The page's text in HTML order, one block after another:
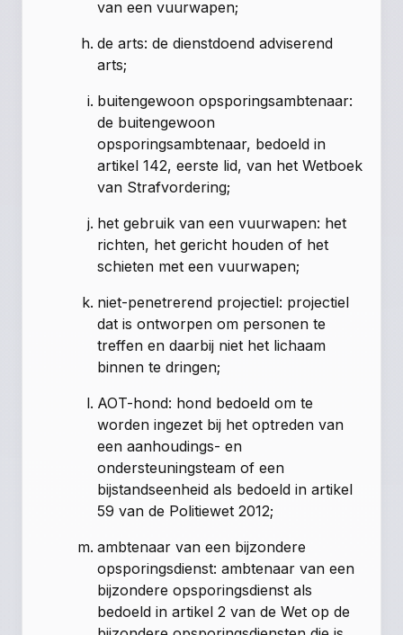
van een vuurwapen;
de arts: de dienstdoend adviserend
arts;
buitengewoon opsporingsambtenaar:
de buitengewoon
opsporingsambtenaar, bedoeld in
artikel 142, eerste lid, van het Wetboek
van Strafvordering;
het gebruik van een vuurwapen: het
richten, het gericht houden of het
schieten met een vuurwapen;
niet-penetrerend projectiel: projectiel
dat is ontworpen om personen te
treffen en daarbij niet het lichaam
binnen te dringen;
AOT-hond: hond bedoeld om te
worden ingezet bij het optreden van
een aanhoudings- en
ondersteuningsteam of een
bijstandseenheid als bedoeld inartikel
59 van de Politiewet 2012;
ambtenaar van een bijzondere
opsporingsdienst: ambtenaar van een
bijzondere opsporingsdienst als
bedoeld in artikel 2 van de Wet op de